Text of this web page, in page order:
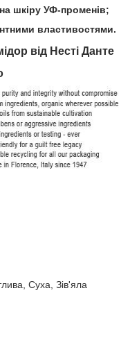
шкіру УФ-променів;
властивостями.
від Несті Данте
Суха, Зів'яла